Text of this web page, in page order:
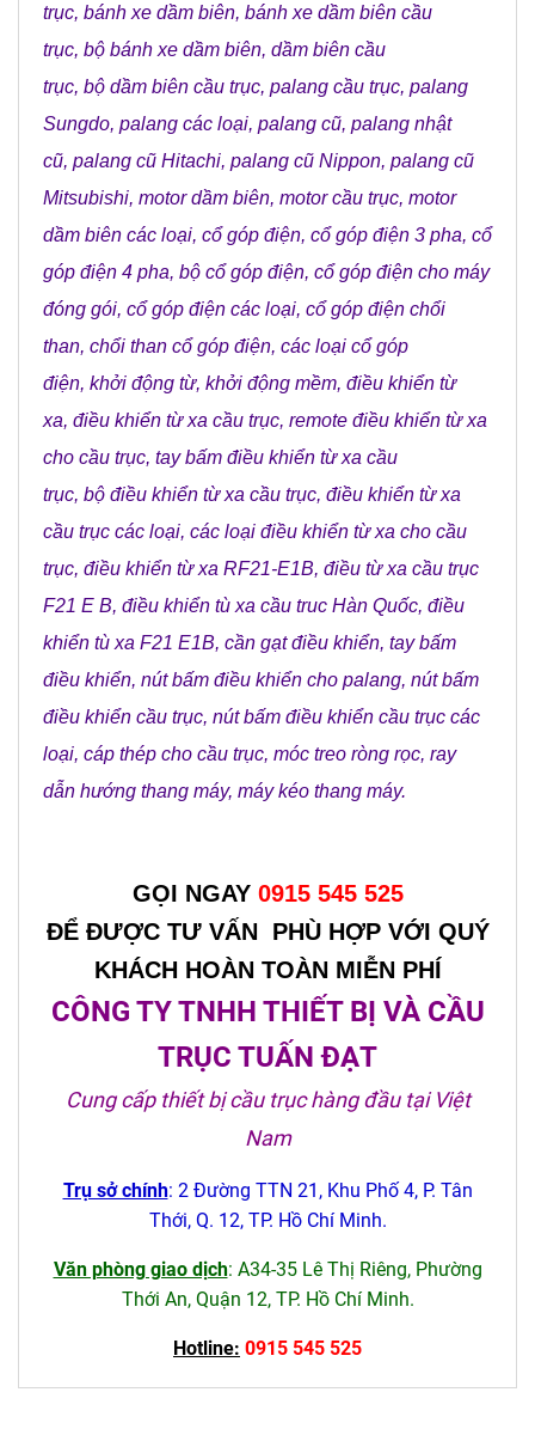
trục, bánh xe dầm biên, bánh xe dầm biên cầu
trục, bộ bánh xe dầm biên, dầm biên cầu
trục, bộ dầm biên cầu trục, palang cầu trục, palang
Sungdo, palang các loại, palang cũ, palang nhật
cũ, palang cũ Hitachi, palang cũ Nippon, palang cũ
Mitsubishi, motor dầm biên, motor cầu trục, motor
dầm biên các loại, cổ góp điện, cổ góp điện 3 pha, cổ
góp điện 4 pha, bộ cổ góp điện, cổ góp điện cho máy
đóng gói, cổ góp điện các loại, cổ góp điện chổi
than, chổi than cổ góp điện, các loại cổ góp
điện, khởi động từ, khởi động mềm, điều khiển từ
xa, điều khiển từ xa cầu trục, remote điều khiển từ xa
cho cầu trục, tay bấm điều khiển từ xa cầu
trục, bộ điều khiển từ xa cầu trục, điều khiển từ xa
cầu trục các loại, các loại điều khiển từ xa cho cầu
trục, điều khiển từ xa RF21-E1B, điều từ xa cầu trục
F21 E B, điều khiển tù xa cầu truc Hàn Quốc, điều
khiển tù xa F21 E1B, cần gạt điều khiển, tay bấm
điều khiển, nút bấm điều khiển cho palang, nút bấm
điều khiển cầu trục, nút bấm điều khiển cầu trục các
loại, cáp thép cho cầu trục, móc treo ròng rọc, ray
dẫn hướng thang máy, máy kéo thang máy.
GỌI NGAY 0915 545 525
ĐỂ ĐƯỢC TƯ VẤN PHÙ HỢP VỚI QUÝ
KHÁCH HOÀN TOÀN MIỄN PHÍ
CÔNG TY TNHH THIẾT BỊ VÀ CẦU
TRỤC TUẤN ĐẠT
Cung cấp thiết bị cầu trục hàng đầu tại Việt
Nam
Trụ sở chính: 2 Đường TTN 21, Khu Phố 4, P. Tân
Thới, Q. 12, TP. Hồ Chí Minh.
Văn phòng giao dịch: A34-35 Lê Thị Riêng, Phường
Thới An, Quận 12, TP. Hồ Chí Minh.
Hotline: 0915 545 525